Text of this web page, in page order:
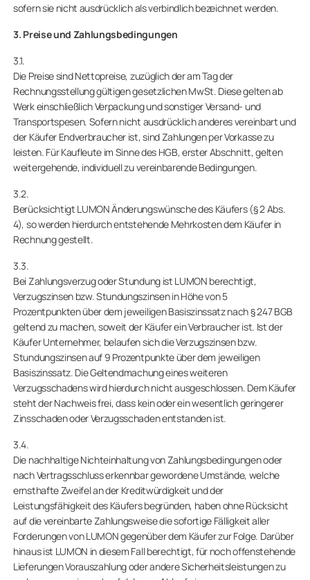
sofern sie nicht ausdrücklich als verbindlich bezeichnet werden.
3. Preise und Zahlungsbedingungen
3.1.
Die Preise sind Nettopreise, zuzüglich der am Tag der
Rechnungsstellung gültigen gesetzlichen MwSt. Diese gelten ab
Werk einschließlich Verpackung und sonstiger Versand- und
Transportspesen. Sofern nicht ausdrücklich anderes vereinbart und
der Käufer Endverbraucher ist, sind Zahlungen per Vorkasse zu
leisten. Für Kaufleute im Sinne des HGB, erster Abschnitt, gelten
weitergehende, individuell zu vereinbarende Bedingungen.
3.2.
Berücksichtigt LUMON Änderungswünsche des Käufers (§ 2 Abs.
4), so werden hierdurch entstehende Mehrkosten dem Käufer in
Rechnung gestellt.
3.3.
Bei Zahlungsverzug oder Stundung ist LUMON berechtigt,
Verzugszinsen bzw. Stundungszinsen in Höhe von 5
Prozentpunkten über dem jeweiligen Basiszinssatz nach § 247 BGB
geltend zu machen, soweit der Käufer ein Verbraucher ist. Ist der
Käufer Unternehmer, belaufen sich die Verzugszinsen bzw.
Stundungszinsen auf 9 Prozentpunkte über dem jeweiligen
Basiszinssatz. Die Geltendmachung eines weiteren
Verzugsschadens wird hierdurch nicht ausgeschlossen. Dem Käufer
steht der Nachweis frei, dass kein oder ein wesentlich geringerer
Zinsschaden oder Verzugsschaden entstanden ist.
3.4.
Die nachhaltige Nichteinhaltung von Zahlungsbedingungen oder
nach Vertragsschluss erkennbar gewordene Umstände, welche
ernsthafte Zweifel an der Kreditwürdigkeit und der
Leistungsfähigkeit des Käufers begründen, haben ohne Rücksicht
auf die vereinbarte Zahlungsweise die sofortige Fälligkeit aller
Forderungen von LUMON gegenüber dem Käufer zur Folge. Darüber
hinaus ist LUMON in diesem Fall berechtigt, für noch offenstehende
Lieferungen Vorauszahlung oder andere Sicherheitsleistungen zu